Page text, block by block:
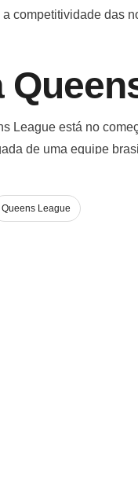
competitividade das
League está no
de uma equipe
Queens League